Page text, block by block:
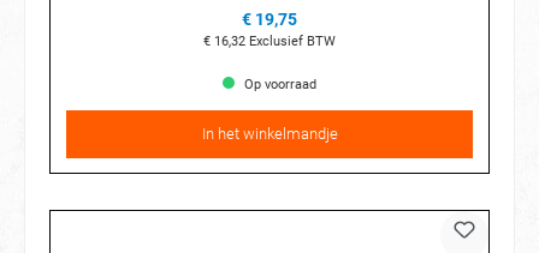
€ 19,75
€ 16,32 Exclusief BTW
Op voorraad
In het winkelmandje